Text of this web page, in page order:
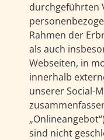
durchgeführten
Rahmen der
als auch
Webseiten, in
innerhalb
unserer Social-
„Onlineangebot“). Die verwendeten
sind nicht